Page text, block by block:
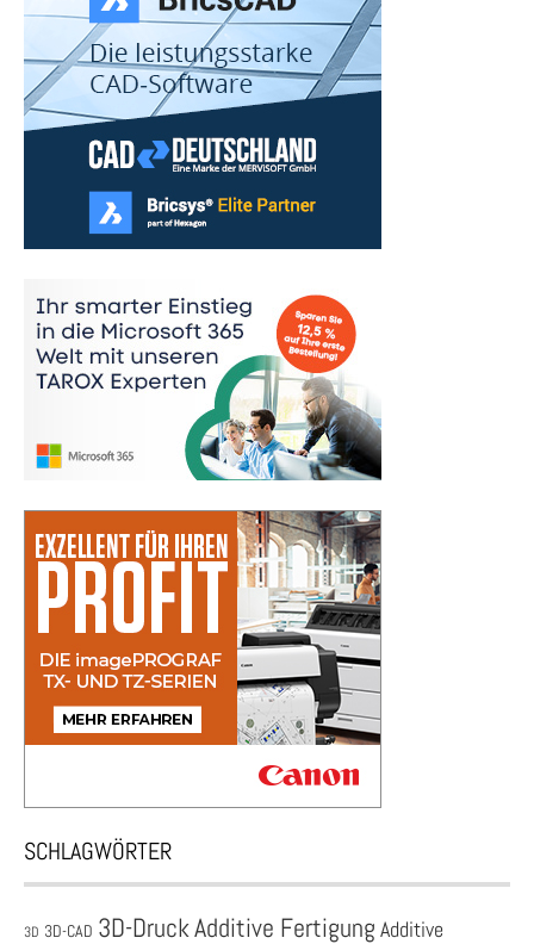
SCHLAGWÖRTER
3D 3D-CAD 3D-DruckAdditive Fertigung Additive